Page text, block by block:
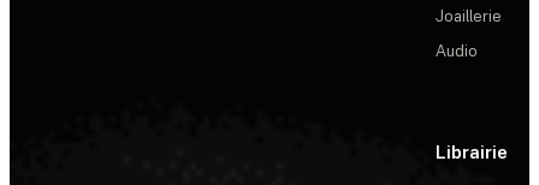
Joaillerie
Audio
Librairie